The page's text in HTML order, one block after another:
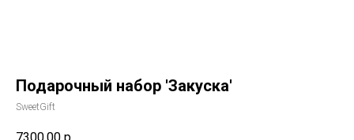
Подарочный набор 'Закуска'
SweetGift